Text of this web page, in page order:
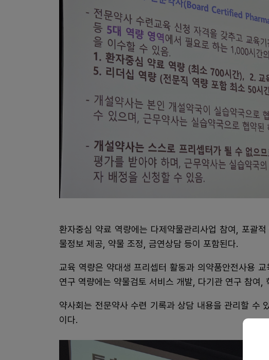
환자중심 약료 역량에는 다제약물관리사업 참여, 포괄
물정보 제공, 약물 조정, 금연상담 등이 포함된다.
교육 역량은 약대생 프리셉터 활동과 의약품안전사용
연구 역량에는 약물검토 서비스 개발, 다기관 연구 참여,
약사회는 전문약사 수련 기록과 상담 내용을 관리할 수
이다.